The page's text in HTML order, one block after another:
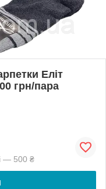
Еліт
грн/пара
— 500 ₴